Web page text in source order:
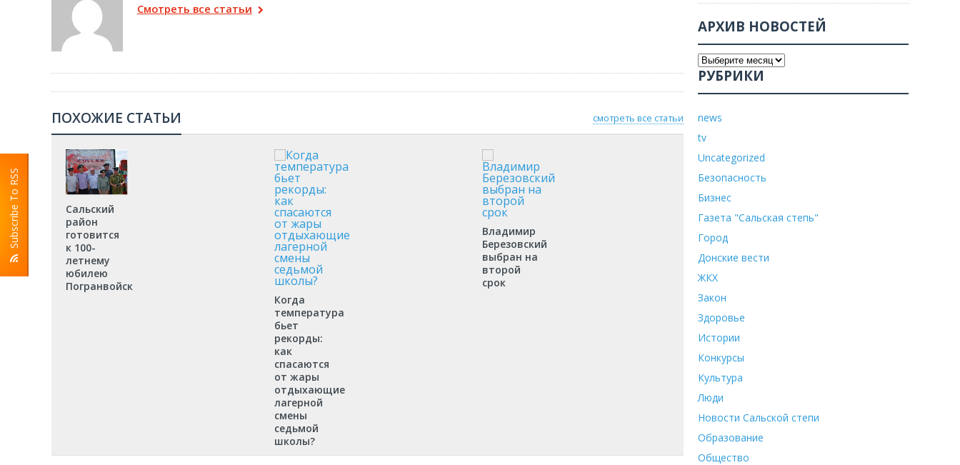
Subscribe To RSS
Смотреть все статьи
смотреть все статьи
ПОХОЖИЕ СТАТЬИ
Сальский
район
готовится
к 100-
летнему
юбилею
Погранвойск
Когда
температура
бьет
рекорды:
как
спасаются
от жары
отдыхающие
лагерной
смены
седьмой
школы?
Владимир
Березовский
выбран на
второй
срок
АРХИВ НОВОСТЕЙ
РУБРИКИ
news
tv
Uncategorized
Безопасность
Бизнес
Газета "Сальская степь"
Город
Донские вести
ЖКХ
Закон
Здоровье
Истории
Конкурсы
Культура
Люди
Новости Сальской степи
Образование
Общество